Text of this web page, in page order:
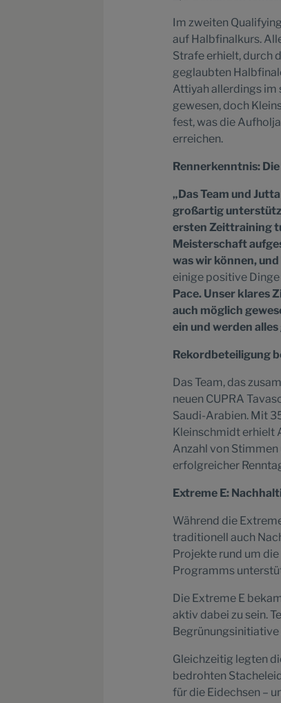
Im zweiten
auf Halbfinalkurs.
Strafe erhielt, durch
geglaubten
Attiyah allerdings im
gewesen, doch
fest, was die
erreichen.
Rennerkenntnis:
„Das Team und
großartig
ersten Zeittraining
Meisterschaft
was wir können,
einige positive
Pace. Unser klares
auch möglich
ein und werden
Rekordbeteiligung
Das Team, das
neuen CUPRA
Saudi-Arabien. Mit
Kleinschmidt erhielt
Anzahl von
erfolgreicher
Extreme E:
Während die
traditionell auch
Projekte rund um
Programms
Die Extreme E
aktiv dabei zu sein.
Begrünungsinitiative
Gleichzeitig legten
bedrohten
für die Eidechsen –